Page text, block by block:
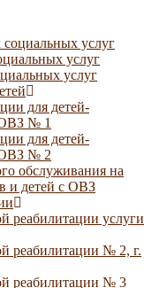
услуг
услуг
услуг
для детей-
ОВЗ № 1
для детей-
ОВЗ № 2
обслуживания на
и детей с ОВЗ
реабилитации услуги
реабилитации № 2, г.
реабилитации № 3